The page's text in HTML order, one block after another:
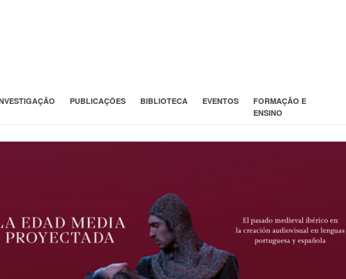
PUBLICAÇÕES BIBLIOTECA EVENTOS
FORMAÇÃO E
ENSINO